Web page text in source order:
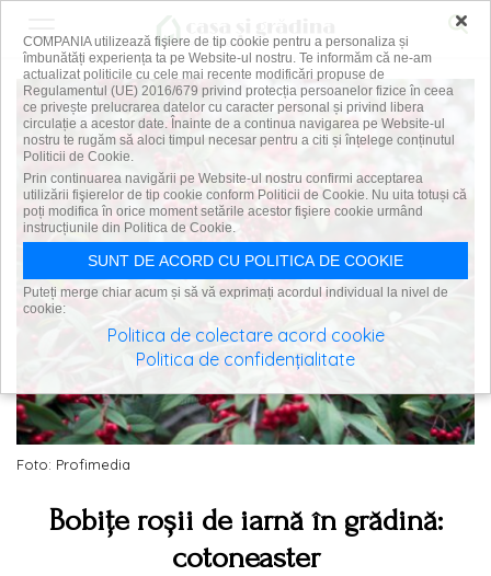
Foto: Profimedia
Bobițe roșii de iarnă în grădină:
cotoneaster
×
COMPANIA utilizează fişiere de tip cookie pentru a personaliza și
îmbunătăți experiența ta pe Website-ul nostru. Te informăm că ne-am
actualizat politicile cu cele mai recente modificări propuse de
Regulamentul (UE) 2016/679 privind protecția persoanelor fizice în ceea
ce privește prelucrarea datelor cu caracter personal și privind libera
circulație a acestor date. Înainte de a continua navigarea pe Website-ul
nostru te rugăm să aloci timpul necesar pentru a citi și înțelege conținutul
Politicii de Cookie.
Prin continuarea navigării pe Website-ul nostru confirmi acceptarea
utilizării fişierelor de tip cookie conform Politicii de Cookie. Nu uita totuși că
poți modifica în orice moment setările acestor fişiere cookie urmând
instrucțiunile din Politica de Cookie.
SUNT DE ACORD CU POLITICA DE COOKIE
Puteți merge chiar acum și să vă exprimați acordul individual la nivel de
cookie:
Politica de colectare acord cookie
Politica de confidențialitate